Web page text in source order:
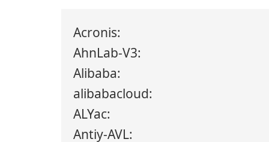
Acronis:
AhnLab-V3:
Alibaba:
alibabacloud:
ALYac:
Antiy-AVL: